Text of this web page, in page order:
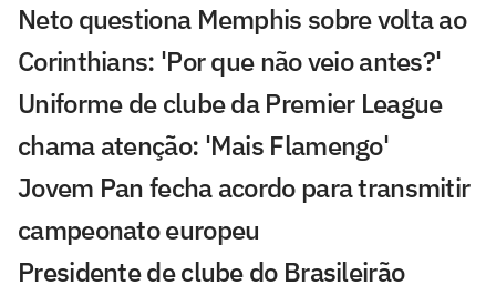
Neto questiona Memphis sobre volta ao
Corinthians: 'Por que não veio antes?'
Uniforme de clube da Premier League
chama atenção: 'Mais Flamengo'
Jovem Pan fecha acordo para transmitir
campeonato europeu
Presidente de clube do Brasileirão